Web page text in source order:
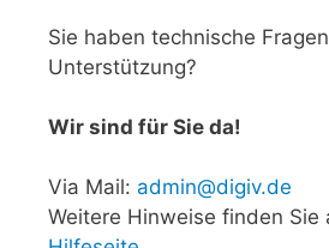
Sie haben technische
Unterstützung?
Wir sind für Sie da!
Via Mail: admin@digiv.de
Weitere Hinweise finden Sie